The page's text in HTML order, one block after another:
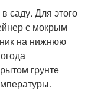
саду. Для этого
с мокрым
на нижнюю
грунте